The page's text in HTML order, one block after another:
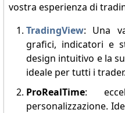
vostra esperienza di
TradingView: Una
grafici, indicatori e
design intuitivo e la
ideale per tutti i trader.
ProRealTime:
personalizzazione.